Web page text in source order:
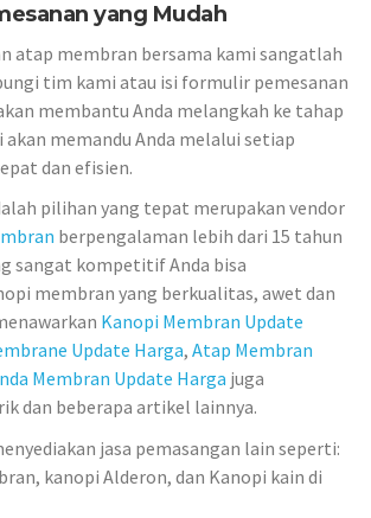
yang Mudah
atap membran bersama kami sangatlah
tim kami atau isi formulir pemesanan
membantu Anda melangkah ke tahap
memandu Anda melalui setiap
dan efisien.
pilihan yang tepat merupakan vendor
berpengalaman lebih dari 15 tahun
sangat kompetitif Anda bisa
membran yang berkualitas, awet dan
Kanopi Membran Update
Update Harga, Atap Membran
Membran Update Harga juga
dan beberapa artikel lainnya.
jasa pemasangan lain seperti:
kanopi Alderon, dan Kanopi kain di